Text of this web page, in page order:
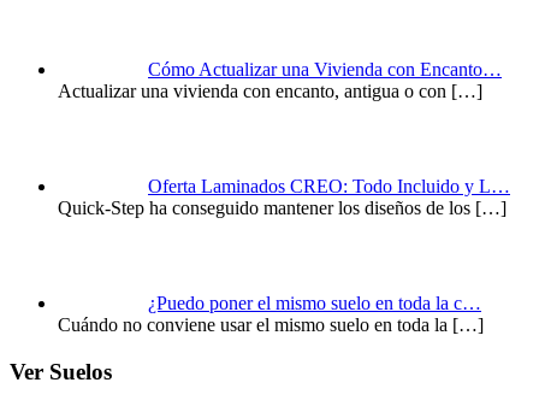
Cómo Actualizar una Vivienda con Encanto…
Actualizar una vivienda con encanto, antigua o con […]
Oferta Laminados CREO: Todo Incluido y L…
Quick-Step ha conseguido mantener los diseños de los […]
¿Puedo poner el mismo suelo en toda la c…
Cuándo no conviene usar el mismo suelo en toda la […]
Ver Suelos